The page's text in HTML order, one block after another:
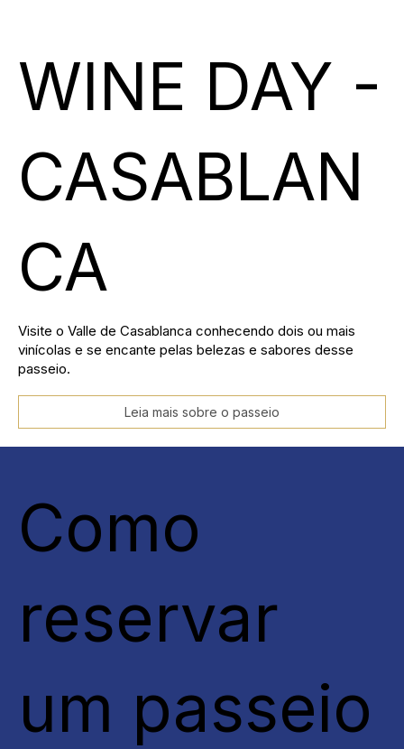
WINE DAY -
CASABLAN
CA
Visite o Valle de Casablanca conhecendo dois ou mais
vinícolas e se encante pelas belezas e sabores desse
passeio.
Leia mais sobre o passeio
Como
reservar
um passeio